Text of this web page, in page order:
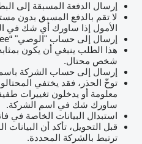
إرسال الدفعة المسبقة إلى
لا تقم بالدفع المسبق بدون
الأمول إذا ساورك أي شك في
إرسال إلى حساب "الوصي" “Trustee”
هذا الطلب ينبغي أن يكون
شخص محتال.
إرسال إلى حساب الشركة
توخّ الحذر، فقد يختفي
معلومة أو يدخلون تغييرات
ساورك شك في اسم الشركة.
استبدال البيانات الخاصة في
قبل التحويل، تأكد أن البيانات
ترتبط بالشركة المحددة.